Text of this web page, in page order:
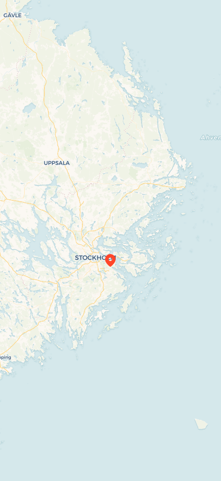
Travelers’ Map is loading…
If you see this after your page is loaded
completely, leafletJS files are missing.